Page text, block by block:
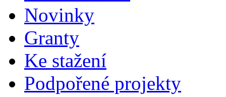
Novinky
Granty
Ke stažení
Podpořené projekty